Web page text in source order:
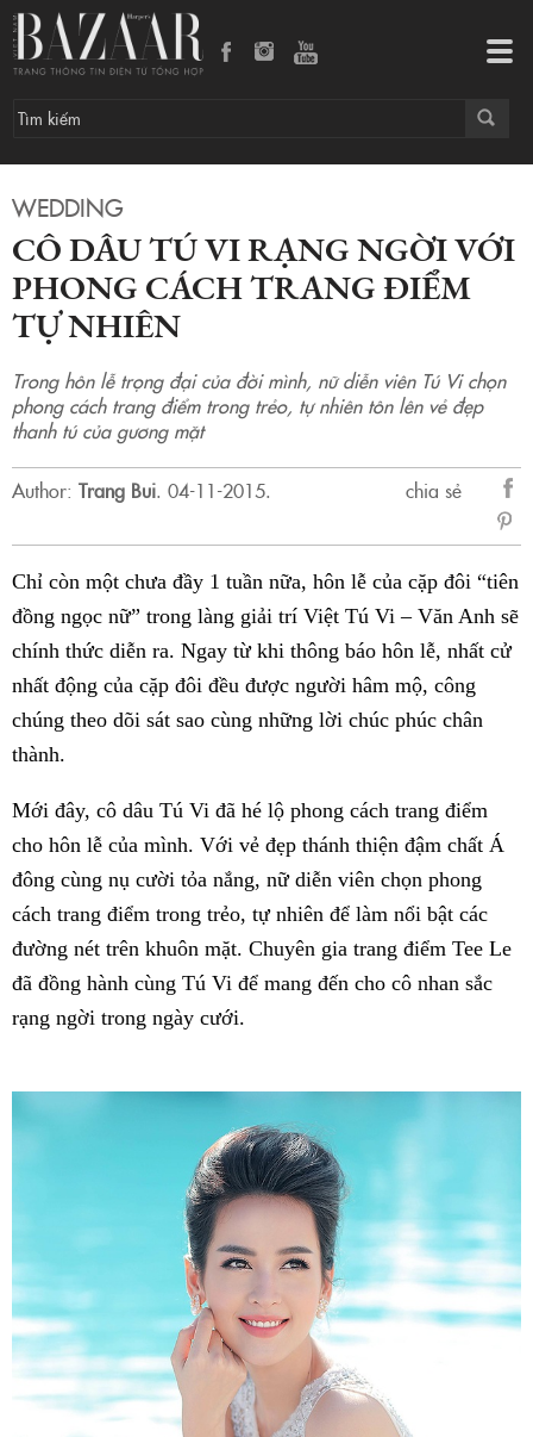
WEDDING
CÔ DÂU TÚ VI RẠNG NGỜI VỚI
PHONG CÁCH TRANG ĐIỂM
TỰ NHIÊN
Trong hôn lễ trọng đại của đời mình, nữ diễn viên Tú Vi chọn
phong cách trang điểm trong trẻo, tự nhiên tôn lên vẻ đẹp
thanh tú của gương mặt
Author: Trang Bui. 04-11-2015.
chia sẻ
sẻ
Chỉ còn một chưa đầy 1 tuần nữa, hôn lễ của cặp đôi “tiên
đồng ngọc nữ” trong làng giải trí Việt Tú Vi – Văn Anh sẽ
chính thức diễn ra. Ngay từ khi thông báo hôn lễ, nhất cử
nhất động của cặp đôi đều được người hâm mộ, công
chúng theo dõi sát sao cùng những lời chúc phúc chân
thành.
Mới đây, cô dâu Tú Vi đã hé lộ phong cách trang điểm
cho hôn lễ của mình. Với vẻ đẹp thánh thiện đậm chất Á
đông cùng nụ cười tỏa nắng, nữ diễn viên chọn phong
cách trang điểm trong trẻo, tự nhiên để làm nổi bật các
đường nét trên khuôn mặt. Chuyên gia trang điểm Tee Le
đã đồng hành cùng Tú Vi để mang đến cho cô nhan sắc
rạng ngời trong ngày cưới.